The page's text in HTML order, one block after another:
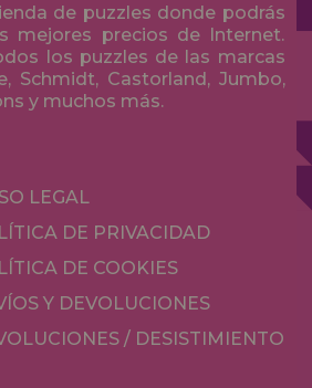
de puzzles donde podrás
mejores precios de Internet.
los puzzles de las marcas
Schmidt, Castorland, Jumbo,
y muchos más.
LEGAL
DE PRIVACIDAD
DE COOKIES
Y DEVOLUCIONES
/ DESISTIMIENTO